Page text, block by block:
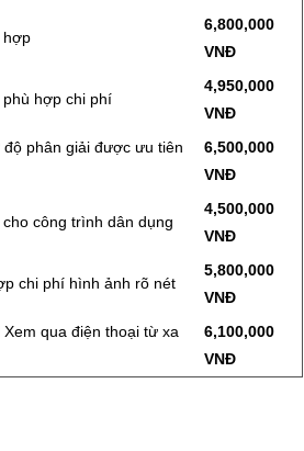
hợp
6,800,000
VNĐ
phù hợp chi phí
4,950,000
VNĐ
độ phân giải được ưu tiên
6,500,000
VNĐ
công trình dân dụng
4,500,000
VNĐ
chi phí hình ảnh rõ nét
5,800,000
VNĐ
qua điện thoại từ xa
6,100,000
VNĐ